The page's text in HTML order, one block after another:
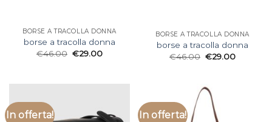
BORSE A TRACOLLA DONNA
borse a tracolla donna
€46.00 €29.00
BORSE A TRACOLLA DONNA
borse a tracolla donna
€46.00 €29.00
In offerta! In offerta!